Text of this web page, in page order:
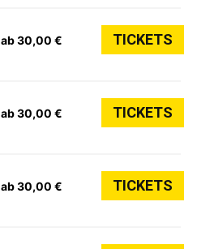
ab 30,00 € TICKETS
ab 30,00 € TICKETS
ab 30,00 € TICKETS